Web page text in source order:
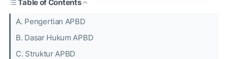
Table of Contents
A. Pengertian APBD
B. Dasar Hukum APBD
C. Struktur APBD